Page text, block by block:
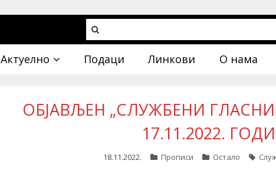
Актуелно Подаци Линкови О нама
ОБЈАВЉЕН „СЛУЖБЕНИ
17.11.2022.
18.11.2022. Прописи Остало